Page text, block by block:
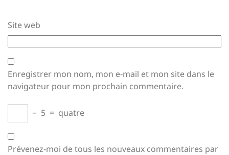
Site web
Enregistrer mon nom, mon e-mail et mon site dans le
navigateur pour mon prochain commentaire.
− 5 = quatre
Prévenez-moi de tous les nouveaux commentaires par